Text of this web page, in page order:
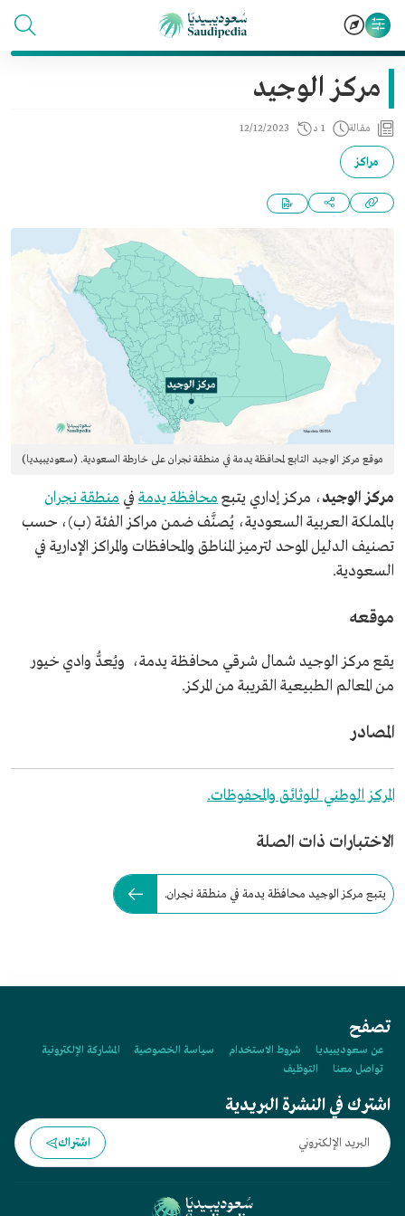
مركز الوجيد
مقالة 1 د 12/12/2023
مراكز
موقع مركز الوجيد التابع لمحافظة يدمة في منطقة نجران على خارطة السعودية. (سعوديبيديا)
مركز الوجيد، مركز إداري يتبع محافظة يدمة في منطقة نجران
بالمملكة العربية السعودية، يُصنَّف ضمن مراكز الفئة (ب)، حسب
تصنيف الدليل الموحد لترميز المناطق والمحافظات والمراكز الإدارية في
السعودية.
موقعه
يقع مركز الوجيد شمال شرقي محافظة يدمة، ويُعدُّ وادي خيور
من المعالم الطبيعية القريبة من المركز.
المصادر
المركز الوطني للوثائق والمحفوظات.
الاختبارات ذات الصلة
يتبع مركز الوجيد محافظة يدمة في منطقة نجران.
تصفح
عن سعوديبيديا شروط الاستخدام سياسة الخصوصية
المشاركة الإلكترونية
تواصل معنا
التوظيف
اشترك في النشرة البريدية
اشتراك